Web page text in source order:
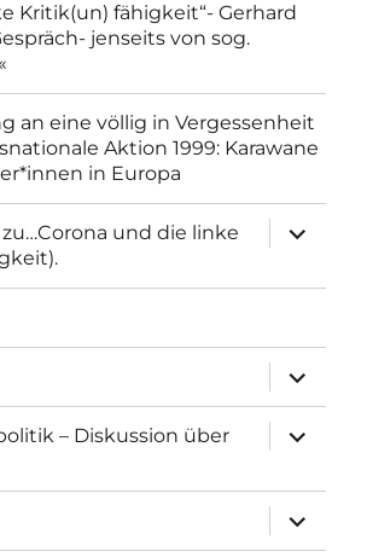
Kritik(un) fähigkeit“- Gerhard
jenseits von sog.
an eine völlig in Vergessenheit
Aktion 1999: Karawane
in Europa
und die linke
anzeigen
anzeigen
– Diskussion über
anzeigen
anzeigen